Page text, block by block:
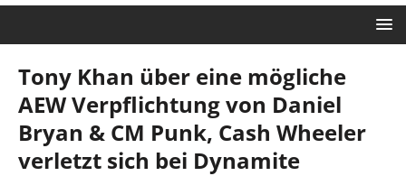
Tony Khan über eine mögliche
AEW Verpflichtung von Daniel
Bryan & CM Punk, Cash Wheeler
verletzt sich bei Dynamite